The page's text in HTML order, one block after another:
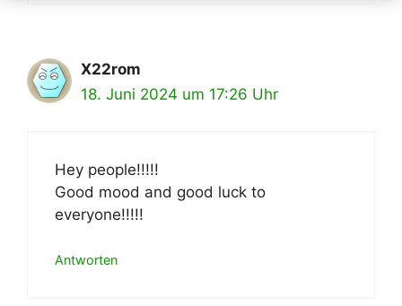
X22rom
18. Juni 2024 um 17:26 Uhr
Hey people!!!!!
Good mood and good luck to
everyone!!!!!
Antworten